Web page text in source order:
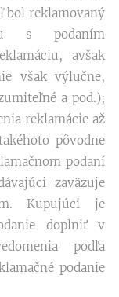
bol reklamovaný
s podaním
avšak
však výlučne,
a pod.);
reklamácie až
pôvodne
podaní
zaväzuje
Kupujúci je
doplniť v
podľa
podanie